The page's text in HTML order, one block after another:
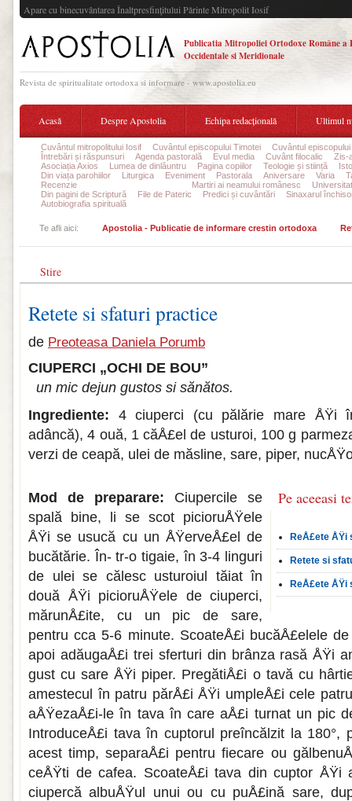
Apare cu binecuvântarea Înaltpresfinţitului Părinte Mitropolit Iosif
Publicatia Mitropoliei Ortodoxe Române a
Occidentale si Meridionale
Revista de spiritualitate ortodoxa si informare - www.apostolia.eu
Acasă Despre Apostolia Echipa redacțională Ultimul
Cuvântul mitropolitului Iosif Cuvântul episcopului Timotei
Cuvântul episcopului
Întrebări și răspunsuri
Agenda pastorală Evul media Cuvânt filocalic
Zis-
Asociația Axios
Lumea de dinlăuntru Pagina copiilor Teologie și stiință
Din viața parohiilor
Liturgica Eveniment Pastorala Aniversare Varia
Recenzie
Martiri ai neamului românesc
Din pagini de Scriptură
File de Pateric Predici și cuvântări
Sinaxarul
Autobiografia spirituală
Te afli aici: Apostolia - Publicatie de informare crestin ortodoxa
Stire
Retete si sfaturi practice
de Preoteasa Daniela Porumb
CIUPERCI „OCHI DE BOU”
un mic dejun gustos si sănătos.
Ingrediente: 4 ciuperci (cu pălărie mare ÅŸi
adâncă), 4 ouă, 1 căÅ£el de usturoi, 100 g
verzi de ceapă, ulei de măsline, sare, piper,
Pe aceeasi
ReÅ£ete ÅŸi
Retete si
ReÅ£ete ÅŸi
Mod de preparare: Ciupercile se
spală bine, li se scot picioruÅŸele
ÅŸi se usucă cu un ÅŸerveÅ£el de
bucătărie. În- tr-o tigaie, în 3-4 linguri
de ulei se călesc us­turoiul tăiat în
două ÅŸi picioruÅŸele de ciu­perci,
mărunÅ£ite, cu un pic de sare,
pentru cca 5-6 minute. ScoateÅ£i bucăÅ£elele
apoi adăugaÅ£i trei sferturi din brânza rasă ÅŸi
gust cu sare ÅŸi piper. PregătiÅ£i o tavă cu
amestecul în patru părÅ£i ÅŸi umpleÅ£i cele
aÅŸezaÅ£i-le în tava în care aÅ£i turnat un pic
IntroduceÅ£i tava în cuptorul preîncălzit la 180°,
acest timp, separaÅ£i pentru fi­ecare ou
ceÅŸti de cafea. ScoateÅ£i tava din cuptor ÅŸi
ciupercă albuÅŸul unui ou cu puÅ£ină sare,